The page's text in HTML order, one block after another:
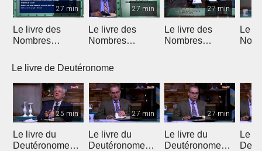
27 min
Le livre des
Nombres
27 min
Le livre des
Nombres
27 min
Le livre des
Nombres
Le
Le livre de Deutéronome
25 min
Le livre du
Deutéronome
27 min
Le livre du
Deutéronome
27 min
Le livre du
Deutéronome
Le